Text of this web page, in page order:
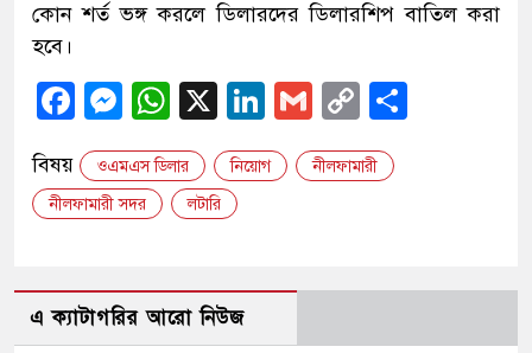
কোন শর্ত ভঙ্গ করলে ডিলারদের ডিলারশিপ বাতিল করা
হবে।
Facebook
Messenger
WhatsApp
X LinkedIn
Gmail
Copy
Link
বিষয় ওএমএস ডিলার নিয়োগ
নীলফামারী
নীলফামারী সদর
লটারি
এ ক্যাটাগরির আরো নিউজ